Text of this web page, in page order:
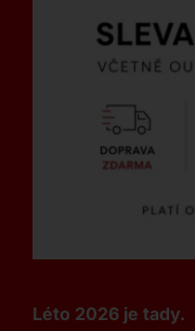
Léto 2026 je tady.